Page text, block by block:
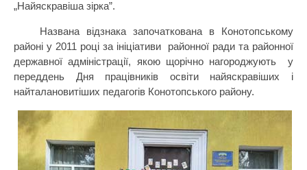
„Найяскравіша зірка”.
Названа відзнака започаткована в Конотопському
районі у 2011 році за ініціативи
районної ради та районної
державної адміністрації, якою щорічно нагороджують
у
переддень Дня працівників освіти найяскравіших і
найталановитіших педагогів Конотопського району.